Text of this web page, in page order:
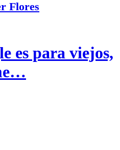
Flores
es para viejos,